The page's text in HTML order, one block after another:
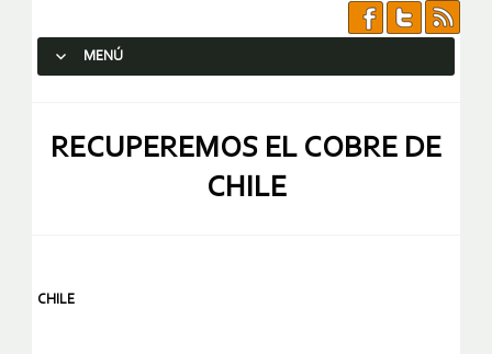
MENÚ
RECUPEREMOS EL COBRE DE
CHILE
CHILE